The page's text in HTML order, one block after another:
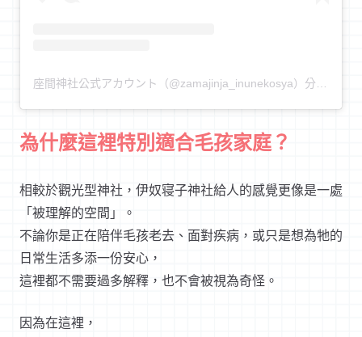
為什麼這裡特別適合毛孩家庭？
相較於觀光型神社，伊奴寝子神社給人的感覺更像是一處
「被理解的空間」。
不論你是正在陪伴毛孩老去、面對疾病，或只是想為牠的
日常生活多添一份安心，
這裡都不需要過多解釋，也不會被視為奇怪。
因為在這裡，